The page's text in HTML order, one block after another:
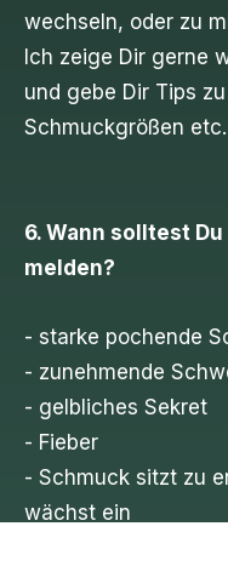
wechseln, oder zu
Ich zeige Dir gerne
und gebe Dir Tips zu
Schmuckgrößen etc.
6. Wann solltest Du
melden?
- starke pochende
- zunehmende
- gelbliches Sekret
- Fieber
- Schmuck sitzt zu
wächst ein